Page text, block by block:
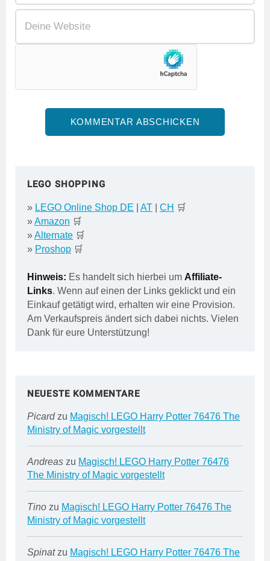
LEGO SHOPPING
» LEGO Online Shop DE AT CH 🛒
»Amazon 🛒
»Alternate 🛒
» Proshop 🛒
Hinweis: Es handelt sich hierbei um Affiliate-
Links. Wenn auf einen der Links geklickt und ein
Einkauf getätigt wird, erhalten wir eine Provision.
Am Verkaufspreis ändert sich dabei nichts. Vielen
Dank für eure Unterstützung!
NEUESTE KOMMENTARE
Picardzu Magisch! LEGO Harry Potter 76476 The
Ministry of Magic vorgestellt
Andreas zu Magisch! LEGO Harry Potter 76476
The Ministry of Magic vorgestellt
Tino zu Magisch! LEGO Harry Potter 76476 The
Ministry of Magic vorgestellt
Spinatzu Magisch! LEGO Harry Potter 76476 The